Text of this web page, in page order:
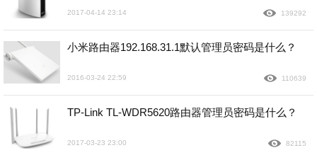
2017-04-14 23:14 139292
小米路由器192.168.31.1默认管理员密码是什么？
2016-03-24 22:59 110639
TP-Link TL-WDR5620路由器管理员密码是什么？
2017-03-23 23:00 82115